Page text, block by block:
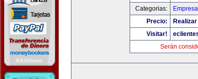
Categorias:
Precio:
Visitar!
Serán